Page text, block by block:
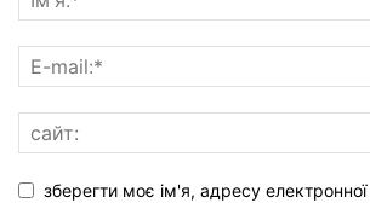
зберегти моє ім'я, адресу